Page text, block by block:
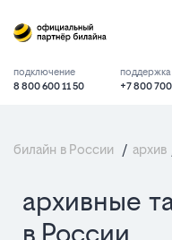
подключение
8 800 600 11 50
поддержка
+7 800
билайн в России / архив
архивные
в России